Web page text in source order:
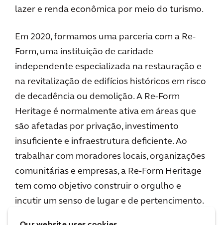
lazer e renda econômica por meio do turismo.
Em 2020, formamos uma parceria com a Re-
Form, uma instituição de caridade
independente especializada na restauração e
na revitalização de edifícios históricos em risco
de decadência ou demolição. A Re-Form
Heritage é normalmente ativa em áreas que
são afetadas por privação, investimento
insuficiente e infraestrutura deficiente. Ao
trabalhar com moradores locais, organizações
comunitárias e empresas, a Re-Form Heritage
tem como objetivo construir o orgulho e
incutir um senso de lugar e de pertencimento.